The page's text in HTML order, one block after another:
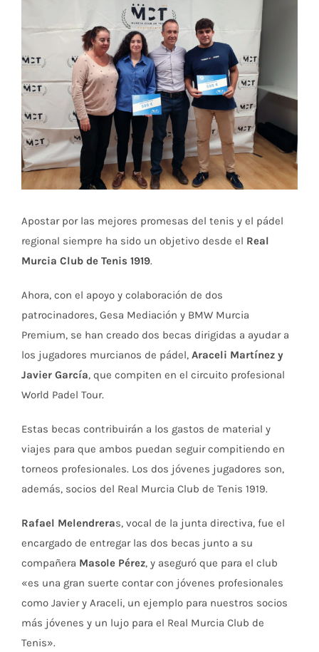
grande
Apostar por las mejores promesas del tenis y el pádel
regional siempre ha sido un objetivo desde el Real
Murcia Club de Tenis 1919.
Ahora, con el apoyo y colaboración de dos
patrocinadores, Gesa Mediación y BMW Murcia
Premium, se han creado dos becas dirigidas a ayudar a
los jugadores murcianos de pádel, Araceli Martínez y
Javier García, que compiten en el circuito profesional
World Padel Tour.
Estas becas contribuirán a los gastos de material y
viajes para que ambos puedan seguir compitiendo en
torneos profesionales. Los dos jóvenes jugadores son,
además, socios del Real Murcia Club de Tenis 1919.
Rafael Melendreras, vocal de la junta directiva, fue el
encargado de entregar las dos becas junto a su
compañera Masole Pérez, y aseguró que para el club
«es una gran suerte contar con jóvenes profesionales
como Javier y Araceli, un ejemplo para nuestros socios
más jóvenes y un lujo para el Real Murcia Club de
Tenis».